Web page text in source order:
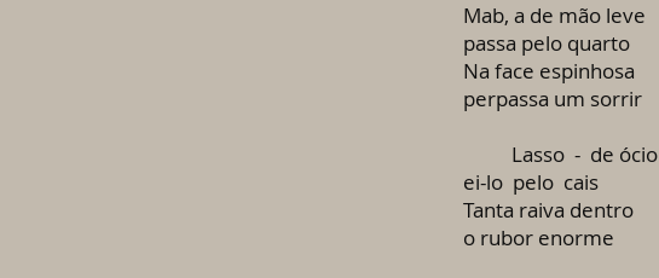
Mab, a de mão leve
passa pelo quarto
Na face espinhosa
perpassa um sorrir
Lasso - de ócio
ei-lo pelo cais
Tanta raiva dentro
o rubor enorme